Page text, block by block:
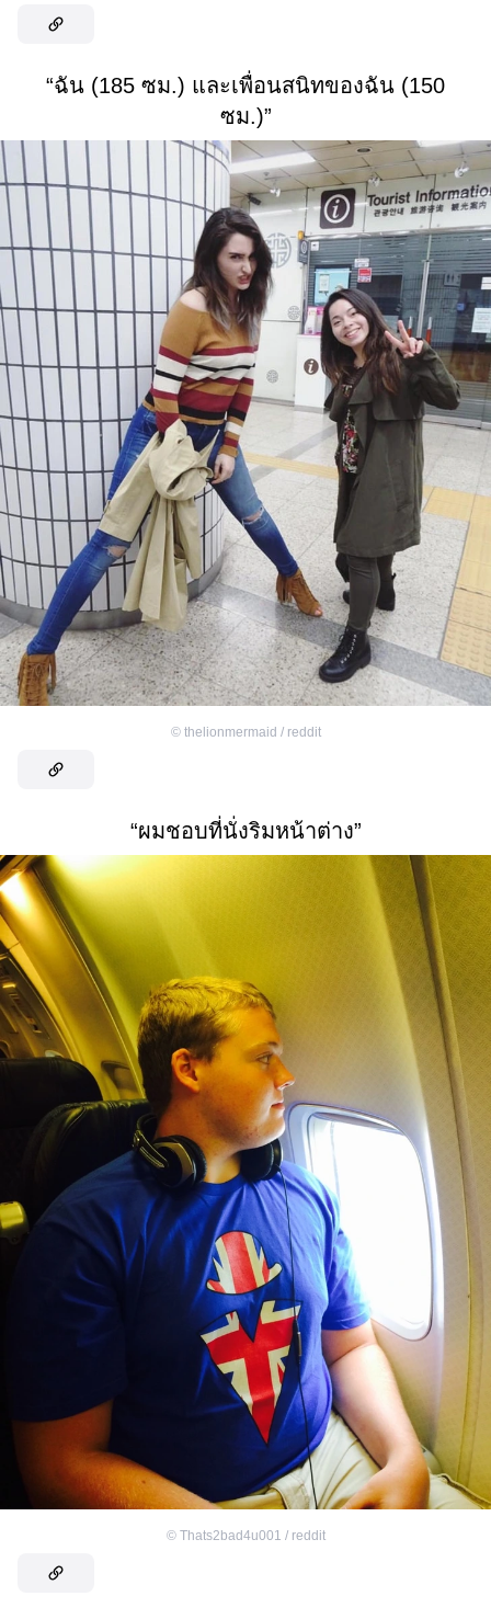
“ฉัน (185 ซม.) และเพื่อนสนิทของฉัน (150
ซม.)”
© thelionmermaid / reddit
“ผมชอบที่นั่งริมหน้าต่าง”
© Thats2bad4u001 / reddit